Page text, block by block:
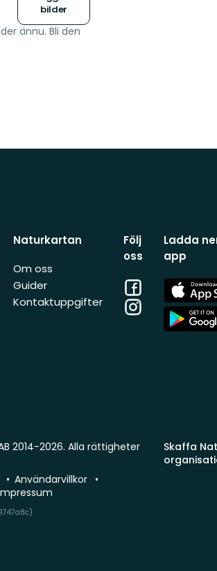
bilder
ännu. Bli den
Naturkartan
Om oss
Guider
Kontaktuppgifter
Följ
oss
Facebook
Instagram
Ladda
app
App
Store
App
Store
Skaffa
2014-2026. Alla rättigheter
Användarvillkor